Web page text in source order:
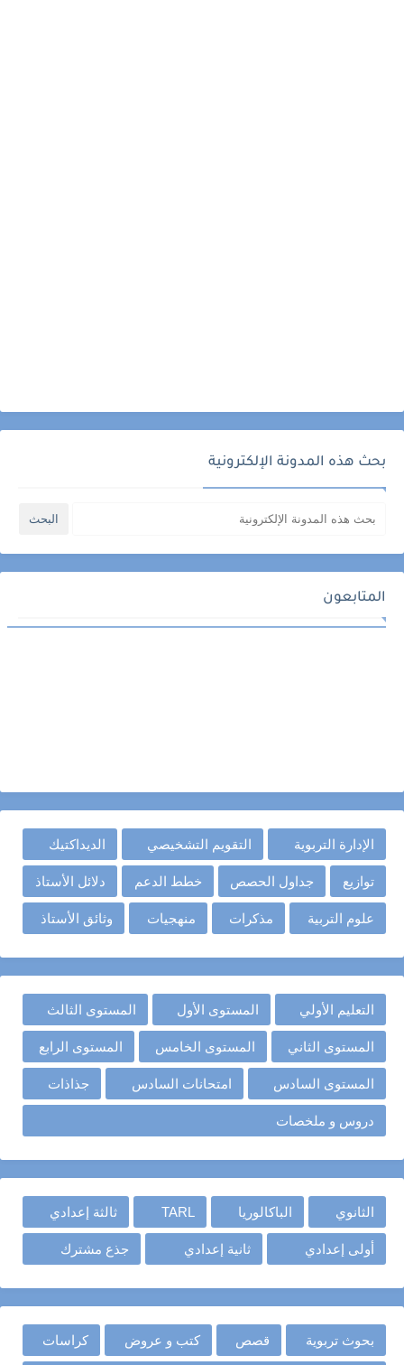
بحث هذه المدونة الإلكترونية
المتابعون
الإدارة التربوية التقويم التشخيصي الديداكتيك
توازيع جداول الحصص خطط الدعم دلائل الأستاذ
علوم التربية مذكرات منهجيات وثائق الأستاذ
التعليم الأولي المستوى الأول المستوى الثالث
المستوى الثاني المستوى الخامس المستوى الرابع
المستوى السادس امتحانات السادس جذاذات
دروس و ملخصات
الثانوي الباكالوريا TARL ثالثة إعدادي
أولى إعدادي ثانية إعدادي جذع مشترك
بحوث تربوية قصص كتب و عروض كراسات